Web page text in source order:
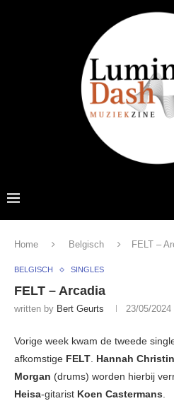
Home Belgisch FELT –
BELGISCH SINGLES
FELT – Arcadia
written by Bert Geurts 23/05/2024
Vorige week kwam de tweede
afkomstige FELT. Hannah
Morgan (drums) worden hierbij
Heisa-gitarist Koen Castermans.